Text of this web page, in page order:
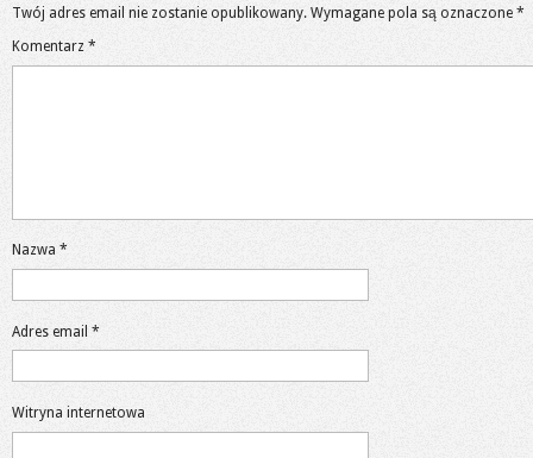
Twój adres email nie zostanie opublikowany. Wymagane pola są oznaczone *
Komentarz *
Nazwa *
Adres email *
Witryna internetowa